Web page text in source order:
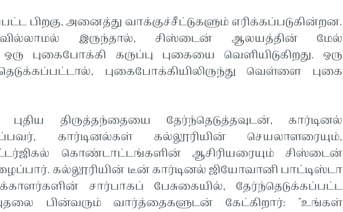
பிறகு, அனைத்து வாக்குச்சீட்டுகளும் எரிக்கப்படுகின்றன.
இருந்தால், சிஸ்டைன் ஆலயத்தின் மேல்
புகைபோக்கி கருப்பு புகையை வெளியிடுகிறது. ஒரு
புகைபோக்கியிலிருந்து வெள்ளை புகை
திருத்தந்தையை தேர்ந்தெடுத்தவுடன், கார்டினல்
கார்டினல்கள் கல்லூரியின் செயலாளரையும்,
கொண்டாட்டங்களின் ஆசிரியரையும் சிஸ்டைன்
கல்லூரியின் டீன் கார்டினல் ஜியோவானி பாட்டிஸ்டா
சார்பாகப் பேசுகையில், தேர்ந்தெடுக்கப்பட்ட
பின்வரும் வார்த்தைகளுடன் கேட்கிறார்: "உங்கள்